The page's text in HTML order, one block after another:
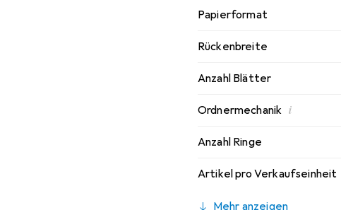
Papierformat
Rückenbreite
Anzahl Blätter
Ordnermechanik i
Anzahl Ringe
Artikel pro Verkaufseinheit
Mehr anzeigen